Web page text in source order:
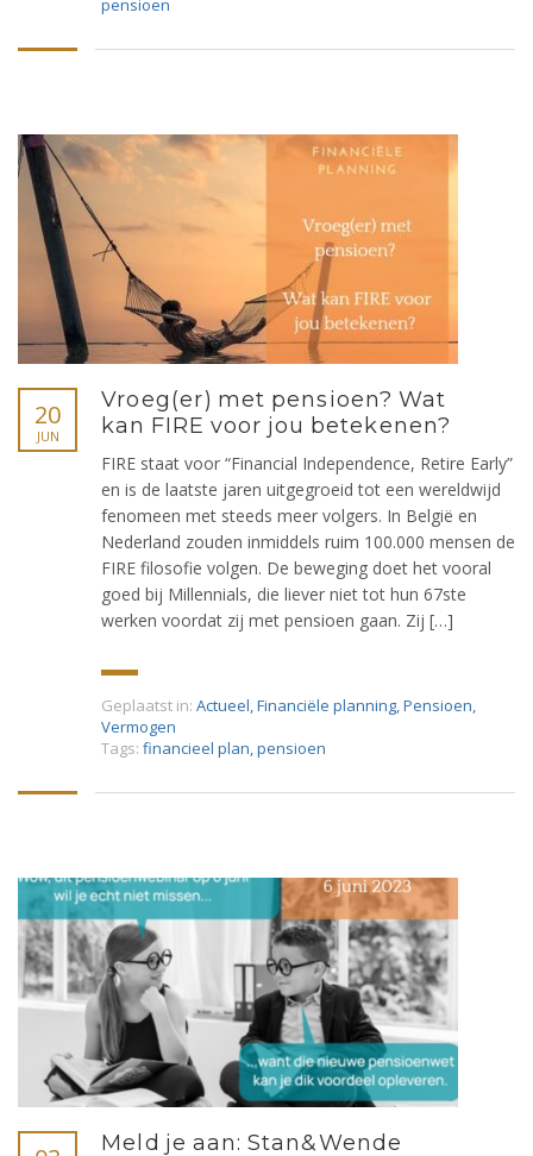
pensioen
20
JUN
Vroeg(er) met pensioen? Wat
kan FIRE voor jou betekenen?
FIRE staat voor “Financial Independence, Retire Early”
en is de laatste jaren uitgegroeid tot een wereldwijd
fenomeen met steeds meer volgers. In België en
Nederland zouden inmiddels ruim 100.000 mensen de
FIRE filosofie volgen. De beweging doet het vooral
goed bij Millennials, die liever niet tot hun 67ste
werken voordat zij met pensioen gaan. Zij […]
Geplaatst in: Actueel,Financiële planning,Pensioen,
Vermogen
Tags: financieel plan,pensioen
Meld je aan: Stan&Wende